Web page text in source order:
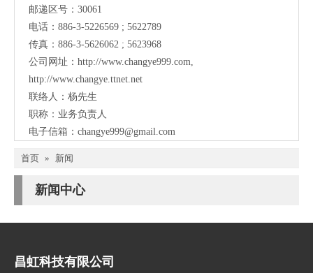
邮递区号：30061
电话：886-3-5226569 ; 5622789
传真：886-3-5626062 ; 5623968
公司网址： http://www.changye999.com,
http://www.changye.ttnet.net
联络人：杨先生
职称：业务负责人
电子信箱： changye999@gmail.com
首页 » 新闻
新闻中心
昌虹科技有限公司